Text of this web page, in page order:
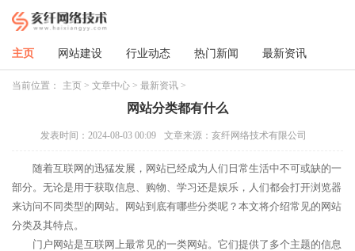
主页 网站建设 行业动态 热门新闻 最新资讯
当前位置： 主页 > 文章中心 > 最新资讯 >
网站分类都有什么
发表时间：2024-08-03 00:09 文章来源：亥纤网络技术有限公司
随着互联网的迅猛发展，网站已经成为人们日常生活中不可或缺的一
部分。无论是用于获取信息、购物、学习还是娱乐，人们都会打开浏览器
来访问不同类型的网站。网站到底有哪些分类呢？本文将介绍常见的网站
分类及其特点。
门户网站是互联网上最常见的一类网站。它们提供了多个主题的信息